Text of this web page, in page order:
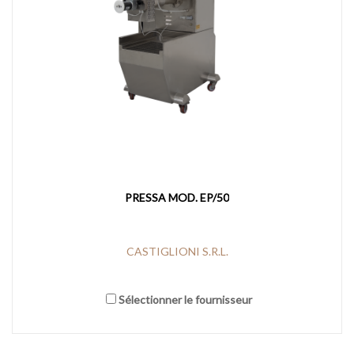
PRESSA MOD. EP/50
CASTIGLIONI S.R.L.
Sélectionner le fournisseur